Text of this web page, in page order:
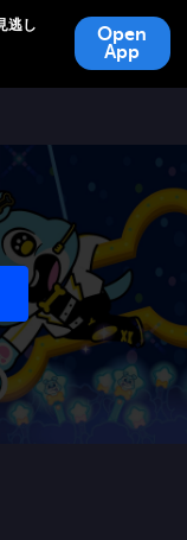
逃し
Open
App